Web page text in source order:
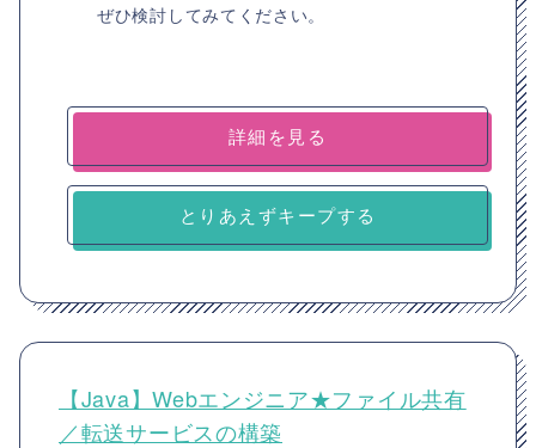
ぜひ検討してみてください。
詳細を見る
とりあえずキープする
【Java】Webエンジニア★ファイル共有
／転送サービスの構築